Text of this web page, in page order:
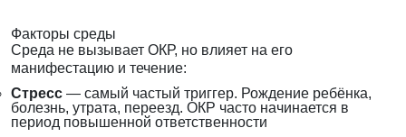
Факторы среды
Среда не вызывает ОКР, но влияет на его
манифестацию и течение:
Стресс — самый частый триггер. Рождение ребёнка,
болезнь, утрата, переезд. ОКР часто начинается в
период повышенной ответственности